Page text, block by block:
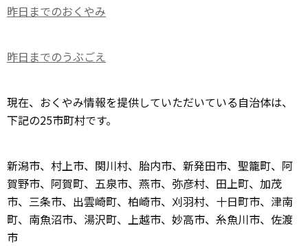
昨日までのおくやみ
昨日までのうぶごえ
現在、おくやみ情報を提供していただいている自治体は、
下記の25市町村です。
新潟市、村上市、関川村、胎内市、新発田市、聖籠町、阿
賀野市、阿賀町、五泉市、燕市、弥彦村、田上町、加茂
市、三条市、出雲崎町、柏崎市、刈羽村、十日町市、津南
町、南魚沼市、湯沢町、上越市、妙高市、糸魚川市、佐渡
市